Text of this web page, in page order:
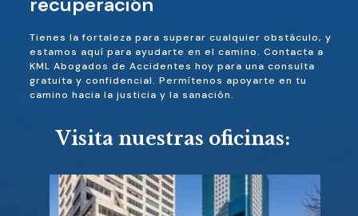
Tienes la fortaleza para superar cualquier obstáculo, y
estamos aquí para ayudarte en el camino. Contacta a
KML Abogados de Accidentes hoy para una consulta
gratuita y confidencial. Permítenos apoyarte en tu
camino hacia la justicia y la sanación.
Visita nuestras oficinas: